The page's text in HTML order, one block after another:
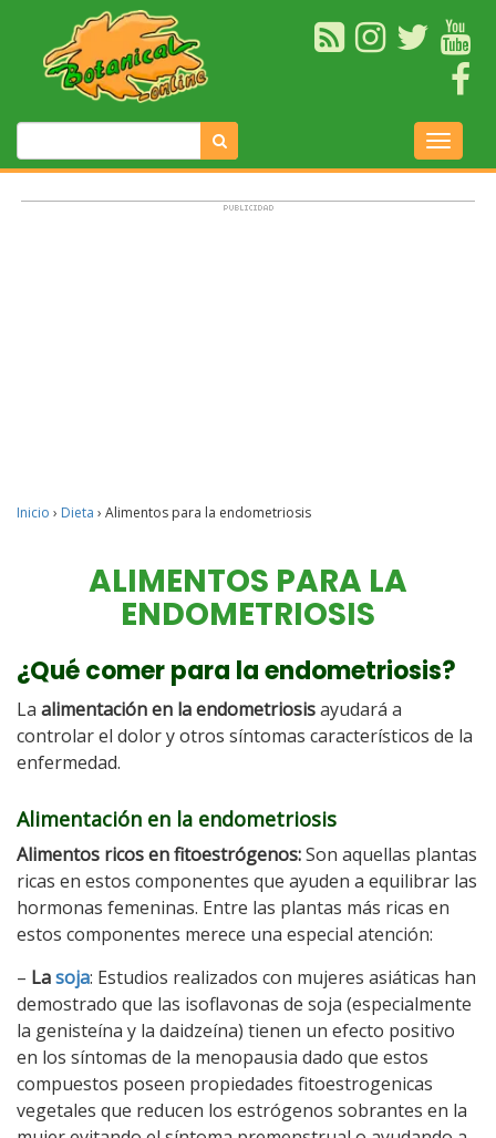
Inicio › Dieta › Alimentos para la endometriosis
ALIMENTOS PARA LA
ENDOMETRIOSIS
¿Qué comer para la endometriosis?
La alimentación en la endometriosisayudará a
controlar el dolor y otros síntomas característicos de la
enfermedad.
Alimentación en la endometriosis
Alimentos ricos en fitoestrógenos:Son aquellas plantas
ricas en estos componentes que ayuden a equilibrar las
hormonas femeninas. Entre las plantas más ricas en
estos componentes merece una especial atención:
– Lasoja: Estudios realizados con mujeres asiáticas han
demostrado que las isoflavonas de soja (especialmente
la genisteína y la daidzeína) tienen un efecto positivo
en los síntomas de la menopausia dado que estos
compuestos poseen propiedades fitoestrogenicas
vegetales que reducen los estrógenos sobrantes en la